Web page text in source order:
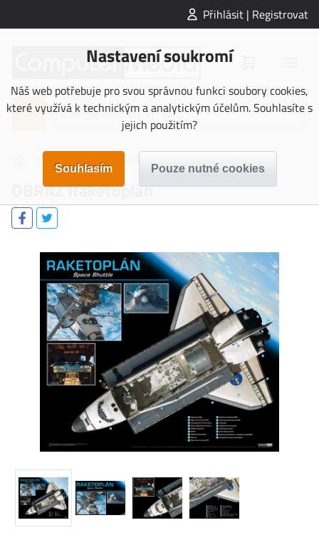
Přihlásit | Registrovat
Nastavení soukromí
Náš web potřebuje pro svou správnou funkci soubory cookies,
které využívá k technickým a analytickým účelům. Souhlasíte s
jejich použitím?
>
OBRAZ Raketoplán